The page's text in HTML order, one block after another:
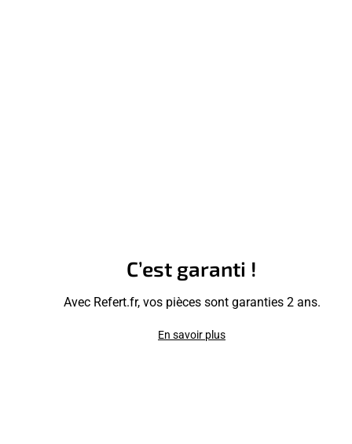
C’est garanti !
Avec Refert.fr, vos pièces sont garanties 2 ans.
En savoir plus